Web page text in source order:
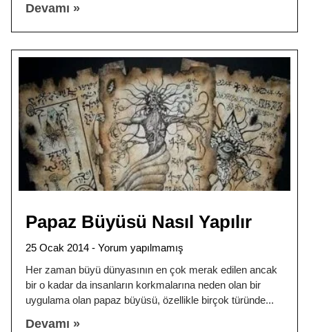
Devamı »
Papaz Büyüsü Nasıl Yapılır
25 Ocak 2014
Yorum yapılmamış
Her zaman büyü dünyasının en çok merak edilen ancak
bir o kadar da insanların korkmalarına neden olan bir
uygulama olan papaz büyüsü, özellikle birçok türünde
Devamı »